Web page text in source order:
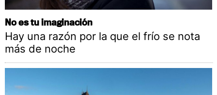
No es tu imaginación
Hay una razón por la que el frío se nota
más de noche